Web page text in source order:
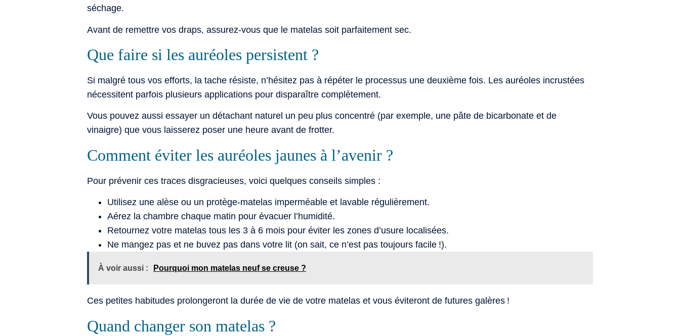
séchage.
Avant de remettre vos draps, assurez-vous que le matelas soit parfaitement sec.
Que faire si les auréoles persistent ?
Si malgré tous vos efforts, la tache résiste, n’hésitez pas à répéter le processus une deuxième fois. Les auréoles incrustées
nécessitent parfois plusieurs applications pour disparaître complètement.
Vous pouvez aussi essayer un détachant naturel un peu plus concentré (par exemple, une pâte de bicarbonate et de
vinaigre) que vous laisserez poser une heure avant de frotter.
Comment éviter les auréoles jaunes à l’avenir ?
Pour prévenir ces traces disgracieuses, voici quelques conseils simples :
Utilisez une alèse ou un protège-matelas imperméable et lavable régulièrement.
Aérez la chambre chaque matin pour évacuer l’humidité.
Retournez votre matelas tous les 3 à 6 mois pour éviter les zones d’usure localisées.
Ne mangez pas et ne buvez pas dans votre lit (on sait, ce n’est pas toujours facile !).
À voir aussi : Pourquoi mon matelas neuf se creuse ?
Ces petites habitudes prolongeront la durée de vie de votre matelas et vous éviteront de futures galères !
Quand changer son matelas ?